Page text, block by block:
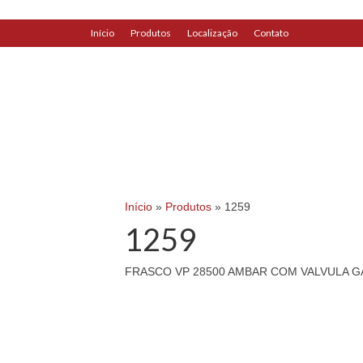
replica watches|replica
Início Produtos Localização Contato
Início » Produtos » 1259
1259
FRASCO VP 28500 AMBAR COM VALVULA